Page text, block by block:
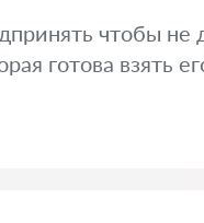
чтобы не
готова взять